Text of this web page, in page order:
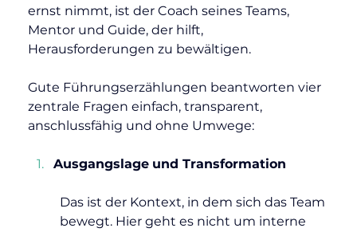
ernst nimmt, ist der Coach seines Teams,
Mentor und Guide, der hilft,
Herausforderungen zu bewältigen.
Gute Führungserzählungen beantworten vier
zentrale Fragen einfach, transparent,
anschlussfähig und ohne Umwege:
Ausgangslage und Transformation
Das ist der Kontext, in dem sich das Team
bewegt. Hier geht es nicht um interne